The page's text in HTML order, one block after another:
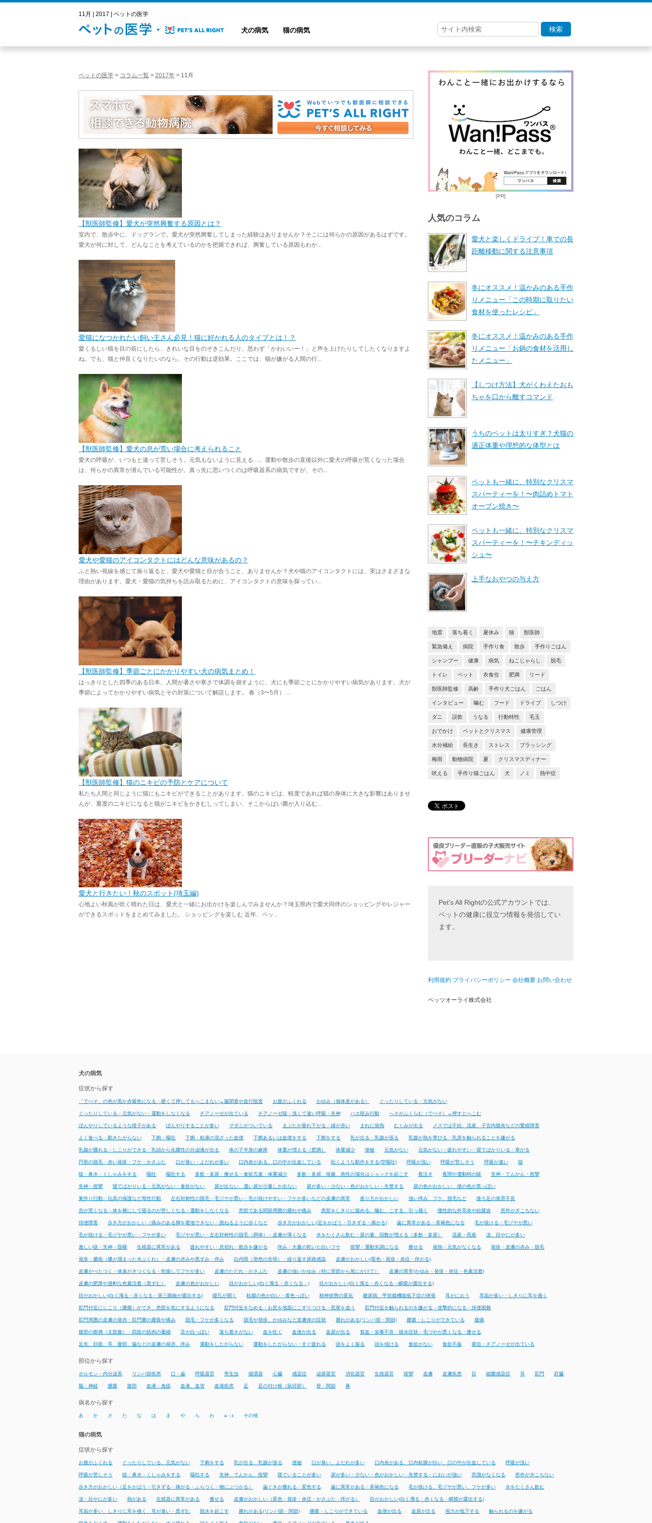
11月 | 2017 | ペットの医学
犬の病気 猫の病気 検索
ペットの医学 > コラム一覧 > 2017年 > 11月
【獣医師監修】愛犬が突然興奮する原因とは？
室内で、散歩中に、ドッグランで。愛犬が突然興奮してしまった経験はありませんか？そこには何らかの原因があるはずです。
愛犬が何に対して、どんなことを考えているのかを把握できれば、興奮している原因もわか...
愛猫になつかれたい飼い主さん必見！猫に好かれる人のタイプとは！？
愛くるしい猫を目の前にしたら、きれいな目をのぞきこんだり、思わず「かわいいー！」と声を上げたりしてしたくなりますよ
ね。でも、猫と仲良くなりたいのなら、その行動は逆効果。ここでは、猫が嫌がる人間の行...
【獣医師監修】愛犬の息が荒い場合に考えられること
愛犬の呼吸が、いつもと違って苦しそう。元気もないように見える…。運動や散歩の直後以外に愛犬の呼吸が荒くなった場合
は、何らかの異常が潜んでいる可能性が。真っ先に思いつくのは呼吸器系の病気ですが、その...
愛犬や愛猫のアイコンタクトにはどんな意味があるの？
ふと熱い視線を感じて振り返ると、愛犬や愛猫と目が合うこと、ありませんか？犬や猫のアイコンタクトには、実はさまざまな
理由があります。愛犬・愛猫の気持ちを読み取るために、アイコンタクトの意味を探ってい...
【獣医師監修】季節ごとにかかりやすい犬の病気まとめ！
はっきりとした四季のある日本。人間が暑さや寒さで体調を崩すように、犬にも季節ごとにかかりやすい病気があります。犬が
季節によってかかりやすい病気とその対策について解説します。 春（3〜5月） ...
【獣医師監修】猫のニキビの予防とケアについて
私たち人間と同じように猫にもニキビができることがあります。猫のニキビは、軽度であれば猫の身体に大きな影響はありませ
んが、重度のニキビになると猫がニキビをかきむしってしまい、そこからばい菌が入り込む...
愛犬と行きたい！秋のスポット(埼玉編)
心地よい秋風が吹く晴れた日は、愛犬と一緒にお出かけを楽しんでみませんか？埼玉県内で愛犬同伴のショッピングやレジャー
ができるスポットをまとめてみました。 ショッピングを楽しむ 近年、ペッ...
[PR]
人気のコラム
愛犬と楽しくドライブ！車での長
距離移動に関する注意事項
冬にオススメ！温かみのある手作
りメニュー「この時期に取りたい
食材を使ったレシピ」
冬にオススメ！温かみのある手作
りメニュー「お鍋の食材を活用し
たメニュー」
【しつけ方法】犬がくわえたおも
ちゃを口から離すコマンド
うちのペットは太りすぎ？犬猫の
適正体重や理想的な体型とは
ペットも一緒に、特別なクリスマ
スパーティーを！〜肉詰めトマト
オーブン焼き〜
ペットも一緒に、特別なクリスマ
スパーティーを！〜チキンディッ
シュ〜
上手なおやつの与え方
地震 落ち着く 夏休み 猫 獣医師
緊急備え 病院 手作り食 散歩 手作りごはん
シャンプー 健康 病気 ねこじゃらし 脱毛
トイレ ペット 衣食住 肥満 リード
獣医師監修 高齢 手作り犬ごはん ごはん
インタビュー 噛む フード ドライブ しつけ
ダニ 誤飲 うなる 行動特性 毛玉
おでかけ ペットとクリスマス 健康管理
水分補給 長生き ストレス ブラッシング
梅雨 動物病院 夏 クリスマスディナー
吠える 手作り猫ごはん 犬 ノミ 熱中症
Pet's All Rightの公式アカウントでは、
ペットの健康に役立つ情報を発信してい
ます。
利用規約 プライバシーポリシー 会社概要 お問い合わせ
ペッツオーライ株式会社
犬の病気
症状から探す
「でべそ」の色が黒か赤紫色になる・硬くて押してもへこまない→腸閉塞や血行阻害 お腹がふくれる かゆみ（個体差がある） ぐったりしている・元気がない
ぐったりしている・元気がない・運動をしなくなる チアノーゼが出ている チアノーゼ咳・浅くて速い呼吸・失神 ハエ咬み行動 へそがふくらむ（でべそ）→押すとへこむ
ぼんやりしているような様子がある ぼんやりすることが多い マダニがついている まぶたが垂れ下がる・縁が赤い まれに発熱 むくみが出る メスでは不妊、流産、子宮内膜炎などの繁殖障害
よく食べる・動きたがらない 下痢・嘔吐 下痢・粘液の混ざった血便 下痢あるいは血便をする 下痢をする 乳が出る・乳腺が張る 乳腺が熱を帯びる・乳房を触られることを嫌がる
乳腺が腫れる・しこりができる・乳頭から化膿性の分泌液が出る 体の下半身の麻痺 体重が増える（肥満） 体重減少 便秘 元気がない 元気がない・疲れやすい・寝てばかりいる・寒がる
円形の脱毛・赤い発疹・フケ・かさぶた 口が臭い・よだれが多い 口内炎がある、口の中が出血している 吐くような動作をする(空嘔吐) 呼吸が浅い 呼吸が苦しそう 呼吸が速い 咳
咳・鼻水・くしゃみをする 嘔吐 嘔吐する 多飲・多尿・痩せる・食欲亢進・体重減少 多飲・多尿、徐脈、急性の場合はショックを起こす 夜泣き 夜間や運動時の咳 失神・てんかん・痙攣
失神・痙攣 寝てばかりいる・元気がない・食欲がない 尿が出ない、濃い尿が少量しか出ない 尿が多い・少ない・色がおかしい・失禁する 尿の色がおかしい、便の色が黒っぽい
巣作り行動・玩具の保護など母性行動 左右対称性の脱毛・毛ヅヤが悪い・毛が抜けやすい・フケが多いなどの皮膚の異常 座り方がおかしい 強い痒み、フケ、脱毛など 後ろ足の発育不良
息が荒くなる・体を横にして寝るのが苦しくなる・運動をしなくなる 患部である関節周囲の腫れや痛み 患部をしきりに舐める、噛む、こする、引っ掻く 慢性的な外耳炎や結膜炎 所作がぎこちない
排便障害 歩き方がおかしい（痛みのある脚を着地できない・跳ねるように歩くなど 歩き方がおかしい(足をかばう・引きずる・痛がる) 歯に異常がある・茶褐色になる 毛が抜ける・毛ヅヤが悪い
毛が抜ける・毛ヅヤが悪い・フケが多い 毛ヅヤが悪い・左右対称性の脱毛（胴体）・皮膚が薄くなる 水をたくさん飲む・尿の量、回数が増える（多飲・多尿） 流産・死産 涙、目やにが多い
激しい咳・失神・昏睡 生殖器に異常がある 疲れやすい・息切れ・散歩を嫌がる 痒み・大量の乾いた白いフケ 痙攣・運動失調になる 痩せる 発熱・元気がなくなる 発疹・皮膚の赤み・脱毛
発疹・膿疱（膿が溜まった水ぶくれ）・皮膚の赤みや黒ずみ・痒み 白内障（突然の失明）・繰り返す尿路感染 皮膚がおかしい(変色・発疹・炎症・痒がる)
皮膚がべたつく・体臭がきつくなる・乾燥してフケが多い 皮膚のただれ・かさぶた 皮膚の強いかゆみ（特に背部から尾にかけて） 皮膚の異常(かゆみ・発疹・炎症・色素沈着)
皮膚の肥厚や過剰な色素沈着（黒ずむ） 皮膚の色がおかしい 目がおかしい(白く濁る・赤くなる・) 目がおかしい(白く濁る・赤くなる・瞬膜が露出する)
目がおかしい(白く濁る・赤くなる・第三眼瞼が露出する) 瞳孔が開く 粘膜の色が白い・黄色っぽい 精神状態の変化 糖尿病、甲状腺機能低下症の併発 耳がにおう 耳垢が多い・しきりに耳を掻く
肛門付近にしこり（腫瘍）ができ、患部を気にするようになる 肛門付近をなめる・お尻を地面にこすりつける・尻尾を追う 肛門付近を触られるのを嫌がる・攻撃的になる・排便困難
肛門周囲の皮膚の発赤・肛門嚢の腫脹や痛み 脱毛・フケが多くなる 脱毛や発疹、かゆみなど皮膚炎の症状 腫れがある(リンパ節・関節) 腫瘍・しこりができている 腹痛
腹部の膨満（太鼓腹）・四肢の筋肉の萎縮 舌が白っぽい 落ち着きがない 血を吐く 血便が出る 血尿が出る 貧血・栄養不良・脱水症状・毛づやが悪くなる・痩せる
足先、顔面、耳、腹部、脇などの皮膚の発赤、痒み 運動をしたがらない 運動をしたがらない・すぐ疲れる 頭をよく振る 頭を傾ける 食欲がない 食欲不振 黄疸・チアノーゼが出ている
部位から探す
ホルモン・内分泌系 リンパ節疾患 口・歯 呼吸器官 寄生虫 循環器 心臓 感染症 泌尿器官 消化器官 生殖器官 痙攣 皮膚 皮膚疾患 目 細菌感染症 耳 肛門 肝臓
脳・神経 腫瘍 腹部 血液・免疫 血液、血管 血液疾患 足 足の付け根（鼠径部） 骨・関節 鼻
病名から探す
あ か さ た な は ま や ら わ a - z その他
猫の病気
症状から探す
お腹がふくれる ぐったりしている、元気がない 下痢をする 乳が出る、乳腺が張る 便秘 口が臭い、よだれが多い 口内炎がある、口内粘膜が白い、口の中が出血している 呼吸が浅い
呼吸が苦しそう 咳・鼻水・くしゃみをする 嘔吐する 失神、てんかん、痙攣 寝ていることが多い 尿が多い・少ない・色がおかしい・失禁する・においが強い 意識がなくなる 所作がぎこちない
歩き方がおかしい（足をかばう・引きずる・痛がる・ふらつく・物にぶつかる） 歯ぐきが腫れる・変色する 歯に異常がある・茶褐色になる 毛が抜ける、毛ヅヤが悪い、フケが多い 水をたくさん飲む
涙・目やにが多い 熱がある 生殖器に異常がある 痩せる 皮膚がおかしい（変色・発疹・炎症・かさぶた・痒がる） 目がおかしい(白く濁る・赤くなる・瞬膜が露出する)
耳垢が多い、しきりに耳を掻く、耳が臭い・黒ずむ 脱水を起こす 腫れがある(リンパ節・関節) 腫瘍・しこりができている 血便が出る 血尿が出る 視力が低下する 触られるのを嫌がる